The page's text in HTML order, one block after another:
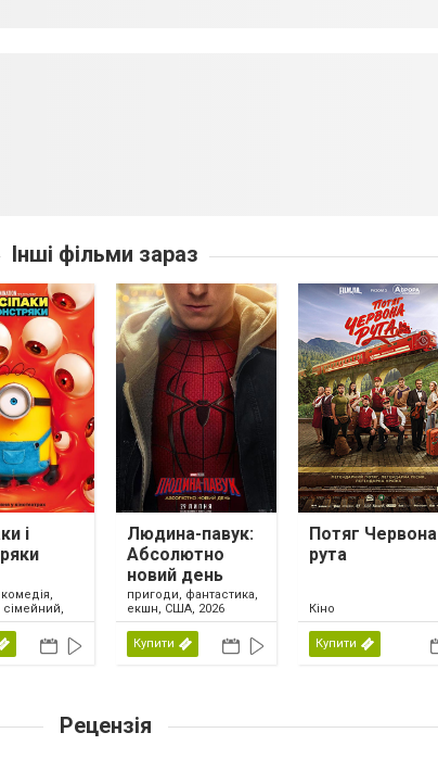
Інші фільми зараз
і
комедія,
Людина-павук:
Абсолютно
новий день
пригоди, фантастика,
екшн, США, 2026
Купити
Потяг Червона
рута
Кіно
Купити
Рецензія